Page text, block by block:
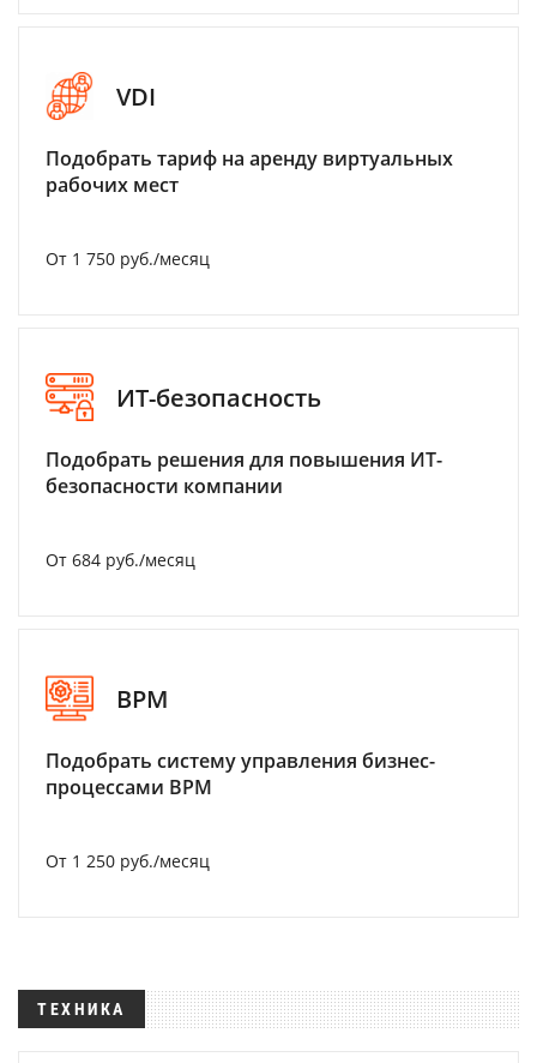
VDI
Подобрать тариф на аренду виртуальных
рабочих мест
От 1 750 руб./месяц
ИТ-безопасность
Подобрать решения для повышения ИТ-
безопасности компании
От 684 руб./месяц
BPM
Подобрать систему управления бизнес-
процессами BPM
От 1 250 руб./месяц
ТЕХНИКА